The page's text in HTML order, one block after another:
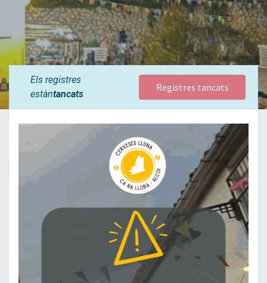
Els registres
estàntancats
Registres tancats